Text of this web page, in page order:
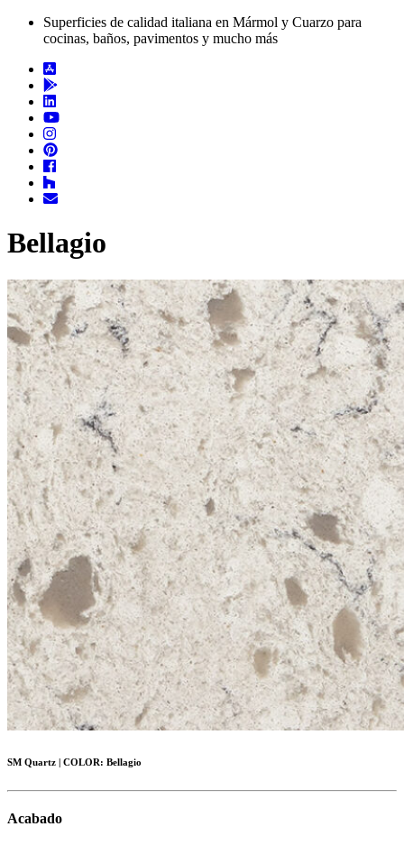
Superficies de calidad italiana en Mármol y Cuarzo para
cocinas, baños, pavimentos y mucho más
Bellagio
SM Quartz | COLOR: Bellagio
Acabado